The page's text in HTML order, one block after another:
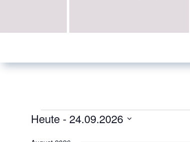
Veranstaltungen
Heute - 24.09.2026